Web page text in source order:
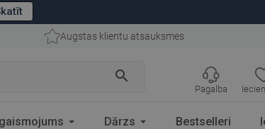
Augstas klientu atsauksmes
search
Pagalba
Dārzs Bestselleri